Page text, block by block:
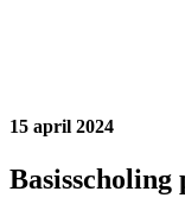
15 april 2024